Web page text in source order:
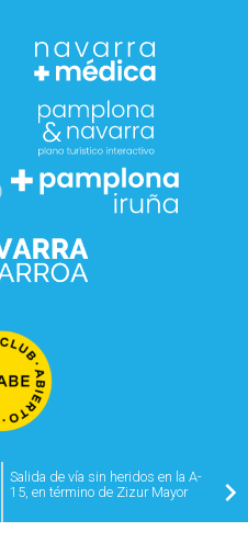
Salida de vía sin heridos en la A-
15, en término de Zizur Mayor